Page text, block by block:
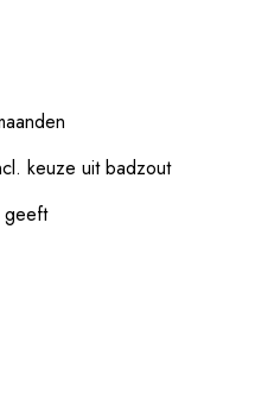
keuze uit badzout
geeft